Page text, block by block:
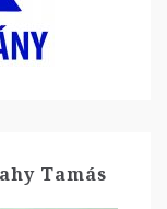
Tamás